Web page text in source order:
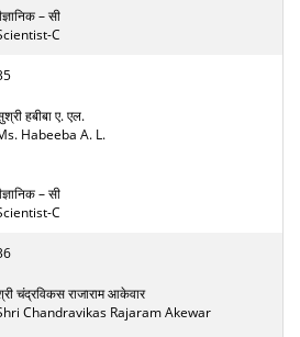
– सी
C
हबीबा ए. एल.
Habeeba A. L.
– सी
C
चंद्रविकस राजाराम आकेवार
Chandravikas Rajaram Akewar